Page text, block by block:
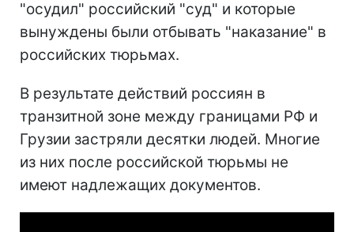
"осудил" российский "суд" и которые
вынуждены были отбывать "наказание" в
российских тюрьмах.
В результате действий россиян в
транзитной зоне между границами РФ и
Грузии застряли десятки людей. Многие
из них после российской тюрьмы не
имеют надлежащих документов.